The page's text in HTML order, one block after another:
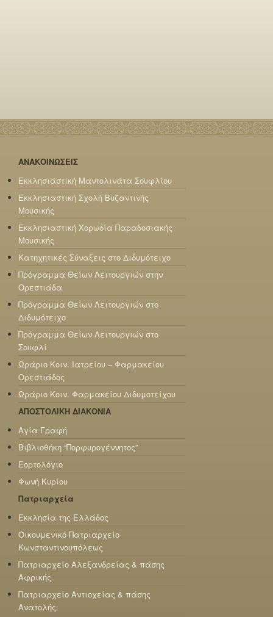
ΑΝΑΚΟΙΝΩΣΕΙΣ
Εκκλησιαστική Μαντολινάτα Σουφλίου
Εκκλησιαστική Σχολή Βυζαντινής
Μουσικής
Εκκλησιαστική Χορωδία Παραδοσιακής
Μουσικής
Κατηχητικές Σύναξεις στο Διδυμότειχο
Πρόγραμμα Θείων Λειτουργιών στην
Ορεστιάδα
Πρόγραμμα Θείων Λειτουργιών στο
Διδυμότειχο
Πρόγραμμα Θείων Λειτουργιών στο
Σουφλί
Ωράριο Κοιν. Ιατρείου – Φαρμακείου
Ορεστιάδος
Ωράριο Κοιν. Φαρμακείου Διδυμοτείχου
ΑΠΟΣΤΟΛΙΚΗ ΔΙΑΚΟΝΙΑ
Αγία Γραφή
Βιβλιοθήκη “Πορφυρογέννητος”
Εορτολόγιο
Φωνή Κυρίου
Πατριαρχεία
Εκκλησία της Ελλάδος
Οικουμενικό Πατριαρχείο
Κωνσταντινουπόλεως
Πατριαρχείο Αλεξανδρείας & πάσης
Αφρικής
Πατριαρχείο Αντιοχείας & πάσης
Ανατολής